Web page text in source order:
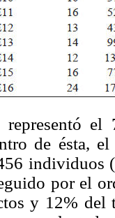
representó
de ésta,
individuos
por el
y 12% del